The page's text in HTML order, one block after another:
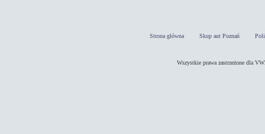
Strona główna Skup aut Poznań
Wszystkie prawa zastrzeżone dla